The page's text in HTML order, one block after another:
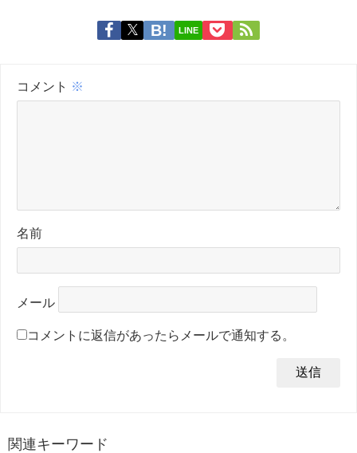
LINE
コメント ※
名前
メール
コメントに返信があったらメールで通知する。
関連キーワード